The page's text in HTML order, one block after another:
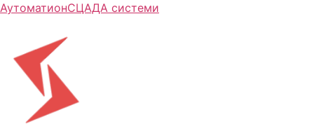
АутоматионСЦАДА системи